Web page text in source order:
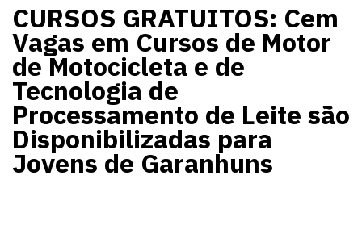
CURSOS GRATUITOS: Cem
Vagas em Cursos de Motor
de Motocicleta e de
Tecnologia de
Processamento de Leite são
Disponibilizadas para
Jovens de Garanhuns